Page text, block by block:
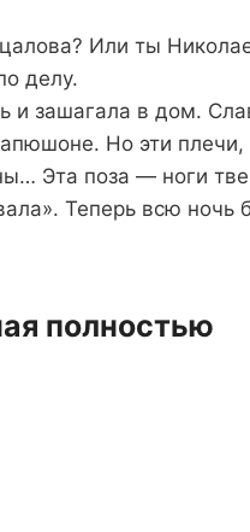
Или ты
делу.
зашагала в дом.
Но эти плечи,
Эта поза — ноги
Теперь всю ночь
полностью